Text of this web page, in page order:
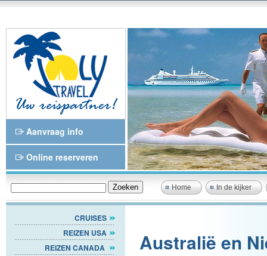
Aanvraag info
Online reserveren
Home In de kijker
CRUISES
REIZEN USA
REIZEN CANADA
Australië en